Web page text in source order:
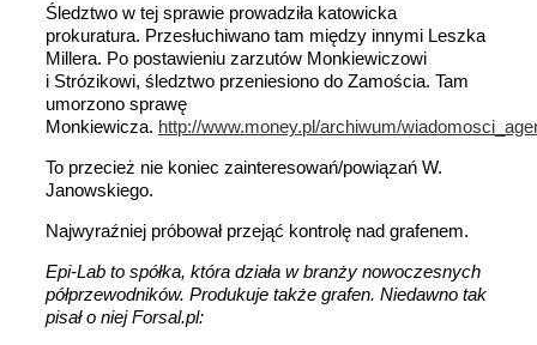
Śledztwo w tej sprawie prowadziła katowicka
prokuratura. Przesłuchiwano tam między innymi Leszka
Millera. Po postawieniu zarzutów Monkiewiczowi
i Strózikowi, śledztwo przeniesiono do Zamościa. Tam
umorzono sprawę
Monkiewicza. http://www.money.pl/archiwum/
To przecież nie koniec zainteresowań/powiązań W.
Janowskiego.
Najwyraźniej próbował przejąć kontrolę nad grafenem.
Epi-Lab to spółka, która działa w branży nowoczesnych
półprzewodników. Produkuje także grafen. Niedawno tak
pisał o niej Forsal.pl: